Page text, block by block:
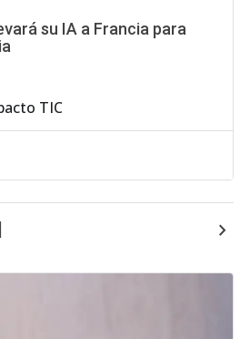
su IA a Francia para
TIC